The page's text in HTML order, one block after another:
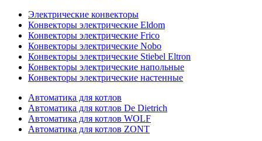
Электрические конвекторы
Конвекторы электрические Eldom
Конвекторы электрические Frico
Конвекторы электрические Nobo
Конвекторы электрические Stiebel Eltron
Конвекторы электрические напольные
Конвекторы электрические настенные
Автоматика для котлов
Автоматика для котлов De Dietrich
Автоматика для котлов WOLF
Автоматика для котлов ZONT